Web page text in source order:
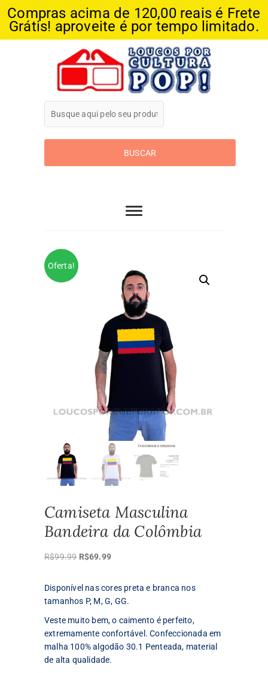
Compras acima de 120,00 reais é Frete
Grátis! aproveite é por tempo limitado.
Loucos Por
Cultura Pop
Oferta!
Camiseta Masculina
Bandeira da Colômbia
R$99.99 O
original
R$69.99O
Disponível nas cores preta e branca nos
tamanhos P, M, G, GG.
Veste muito bem, o caimento é perfeito,
extremamente confortável. Confeccionada em
malha 100% algodão 30.1 Penteada, material
de alta qualidade.